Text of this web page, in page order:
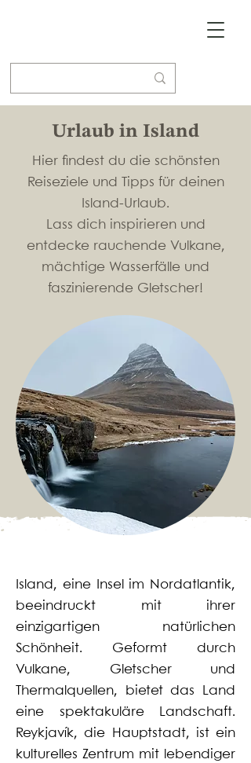
Urlaub in Island
Hier findest du die schönsten
Reiseziele und Tipps für deinen
Island-Urlaub.
Lass dich inspirieren und
entdecke rauchende Vulkane,
mächtige Wasserfälle und
faszinierende Gletscher!
Island, eine Insel im Nordatlantik,
beeindruckt mit ihrer
einzigartigen natürlichen
Schönheit. Geformt durch
Vulkane, Gletscher und
Thermalquellen, bietet das Land
eine spektakuläre Landschaft.
Reykjavík, die Hauptstadt, ist ein
kulturelles Zentrum mit lebendiger